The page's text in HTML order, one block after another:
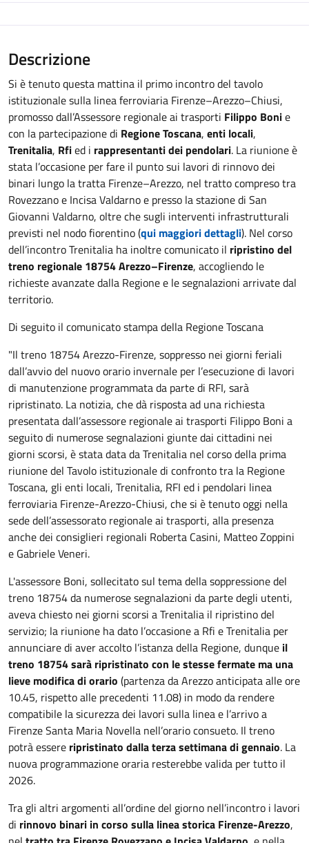
Descrizione
Si è tenuto questa mattina il primo incontro del tavolo
istituzionale sulla linea ferroviaria Firenze–Arezzo–Chiusi,
promosso dall’Assessore regionale ai trasporti Filippo Bonie
con la partecipazione di Regione Toscana, enti locali,
Trenitalia, Rfied i rappresentanti dei pendolari. La riunione è
stata l’occasione per fare il punto sui lavori di rinnovo dei
binari lungo la tratta Firenze–Arezzo, nel tratto compreso tra
Rovezzano e Incisa Valdarno e presso la stazione di San
Giovanni Valdarno, oltre che sugli interventi infrastrutturali
previsti nel nodo fiorentino (qui maggiori dettagli). Nel corso
dell’incontro Trenitalia ha inoltre comunicato il ripristino del
treno regionale 18754 Arezzo–Firenze, accogliendo le
richieste avanzate dalla Regione e le segnalazioni arrivate dal
territorio.
Di seguito il comunicato stampa della Regione Toscana
"Il treno 18754 Arezzo-Firenze, soppresso nei giorni feriali
dall’avvio del nuovo orario invernale per l’esecuzione di lavori
di manutenzione programmata da parte di RFI, sarà
ripristinato. La notizia, che dà risposta ad una richiesta
presentata dall’assessore regionale ai trasporti Filippo Boni a
seguito di numerose segnalazioni giunte dai cittadini nei
giorni scorsi, è stata data da Trenitalia nel corso della prima
riunione del Tavolo istituzionale di confronto tra la Regione
Toscana, gli enti locali, Trenitalia, RFI ed i pendolari linea
ferroviaria Firenze-Arezzo-Chiusi, che si è tenuto oggi nella
sede dell’assessorato regionale ai trasporti, alla presenza
anche dei consiglieri regionali Roberta Casini, Matteo Zoppini
e Gabriele Veneri.
L'assessore Boni, sollecitato sul tema della soppressione del
treno 18754 da numerose segnalazioni da parte degli utenti,
aveva chiesto nei giorni scorsi a Trenitalia il ripristino del
servizio; la riunione ha dato l’occasione a Rfi e Trenitalia per
annunciare di aver accolto l’istanza della Regione, dunque il
treno 18754 sarà ripristinato con le stesse fermate ma una
lieve modifica di orario (partenza da Arezzo anticipata alle ore
10.45, rispetto alle precedenti 11.08) in modo da rendere
compatibile la sicurezza dei lavori sulla linea e l’arrivo a
Firenze Santa Maria Novella nell’orario consueto. Il treno
potrà essere ripristinato dalla terza settimana di gennaio. La
nuova programmazione oraria resterebbe valida per tutto il
2026.
Tra gli altri argomenti all’ordine del giorno nell’incontro i lavori
di rinnovo binari in corso sulla linea storica Firenze-Arezzo,